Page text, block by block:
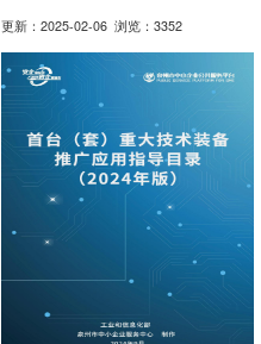
更新：2025-02-06 浏览：3352